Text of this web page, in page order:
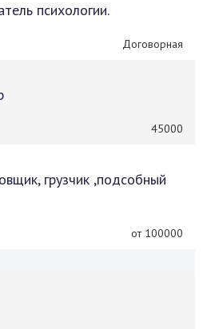
психологии.
Договорная
45000
грузчик ,подсобный
от 100000